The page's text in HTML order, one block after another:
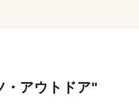
・アウトドア"